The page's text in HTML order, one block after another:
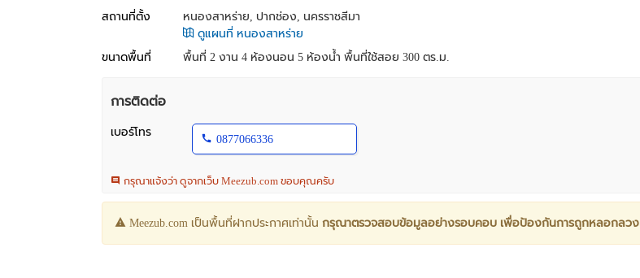
สถานที่ตั้ง
หนองสาหร่าย, ปากช่อง, นครราชสีมา
ดูแผนที่ หนองสาหร่าย
ขนาดพื้นที่
พื้นที่ 2 งาน 4 ห้องนอน 5 ห้องน้ำ พื้นที่ใช้สอย 300 ตร.ม.
การติดต่อ
เบอร์โทร
0877066336
กรุณาแจ้งว่า ดูจากเว็บ Meezub.com ขอบคุณครับ
Meezub.com เป็นพื้นที่ฝากประกาศเท่านั้น กรุณาตรวจสอบข้อมูลอย่างรอบคอบ เพื่อป้องกันการถูกหลอกลวง